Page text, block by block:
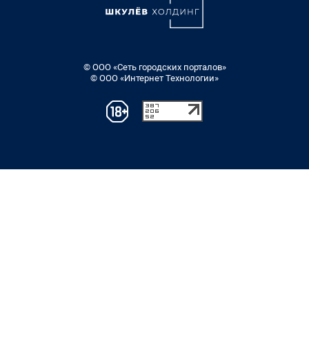
© ООО «Сеть городских порталов»
© ООО «Интернет Технологии»